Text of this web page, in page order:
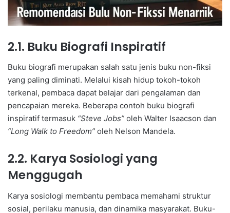
2.1. Buku Biografi Inspiratif
Buku biografi merupakan salah satu jenis buku non-fiksi
yang paling diminati. Melalui kisah hidup tokoh-tokoh
terkenal, pembaca dapat belajar dari pengalaman dan
pencapaian mereka. Beberapa contoh buku biografi
inspiratif termasuk “Steve Jobs” oleh Walter Isaacson dan
“Long Walk to Freedom” oleh Nelson Mandela.
2.2. Karya Sosiologi yang
Menggugah
Karya sosiologi membantu pembaca memahami struktur
sosial, perilaku manusia, dan dinamika masyarakat. Buku-